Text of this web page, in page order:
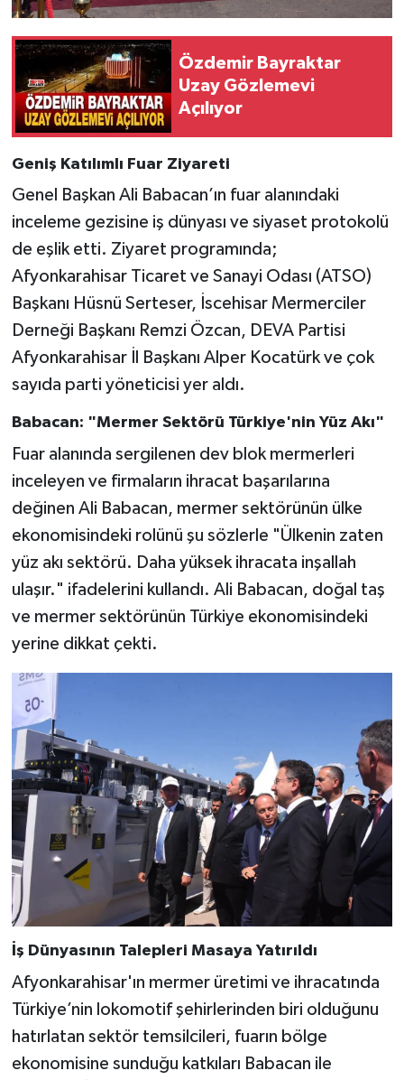
Özdemir Bayraktar
Uzay Gözlemevi
Açılıyor
Geniş Katılımlı Fuar Ziyareti
Genel Başkan Ali Babacan’ın fuar alanındaki
inceleme gezisine iş dünyası ve siyaset protokolü
de eşlik etti. Ziyaret programında;
Afyonkarahisar Ticaret ve Sanayi Odası (ATSO)
Başkanı Hüsnü Serteser, İscehisar Mermerciler
Derneği Başkanı Remzi Özcan, DEVA Partisi
Afyonkarahisar İl Başkanı Alper Kocatürk ve çok
sayıda parti yöneticisi yer aldı.
Babacan: "Mermer Sektörü Türkiye'nin Yüz Akı"
Fuar alanında sergilenen dev blok mermerleri
inceleyen ve firmaların ihracat başarılarına
değinen Ali Babacan, mermer sektörünün ülke
ekonomisindeki rolünü şu sözlerle "Ülkenin zaten
yüz akı sektörü. Daha yüksek ihracata inşallah
ulaşır." ifadelerini kullandı. Ali Babacan, doğal taş
ve mermer sektörünün Türkiye ekonomisindeki
yerine dikkat çekti.
İş Dünyasının Talepleri Masaya Yatırıldı
Afyonkarahisar'ın mermer üretimi ve ihracatında
Türkiye’nin lokomotif şehirlerinden biri olduğunu
hatırlatan sektör temsilcileri, fuarın bölge
ekonomisine sunduğu katkıları Babacan ile